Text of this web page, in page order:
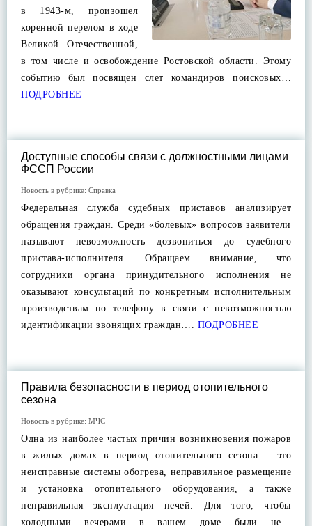
в 1943-м, произошел
коренной перелом в ходе
Великой Отечественной,
в том числе и освобождение Ростовской области. Этому
событию был посвящен слет командиров поисковых…
ПОДРОБНЕЕ
Доступные способы связи с должностными лицами
ФССП России
Новость в рубрике: Справка
Федеральная служба судебных приставов анализирует
обращения граждан. Среди «болевых» вопросов заявители
называют невозможность дозвониться до судебного
пристава-исполнителя. Обращаем внимание, что
сотрудники органа принудительного исполнения не
оказывают консультаций по конкретным исполнительным
производствам по телефону в связи с невозможностью
идентификации звонящих граждан…. ПОДРОБНЕЕ
Правила безопасности в период отопительного
сезона
Новость в рубрике: МЧС
Одна из наиболее частых причин возникновения пожаров
в жилых домах в период отопительного сезона – это
неисправные системы обогрева, неправильное размещение
и установка отопительного оборудования, а также
неправильная эксплуатация печей. Для того, чтобы
холодными вечерами в вашем доме были не…